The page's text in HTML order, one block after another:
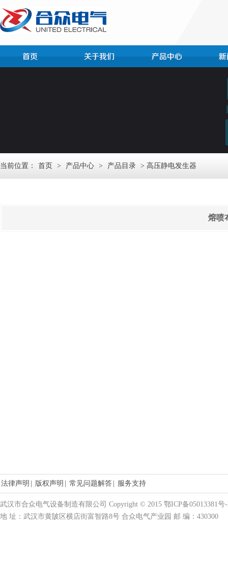
当前位置： 首页 > 产品中心 > 产品目录 > 高压静电发生器
熔喷
法律声明 版权声明 常见问题解答 服务支持
武汉市合众电气设备制造有限公司 Copyright © 2015 鄂ICP备05013381号
地 址：武汉市黄陂区横店街富智路8号 合众电气产业园 邮 编：430300